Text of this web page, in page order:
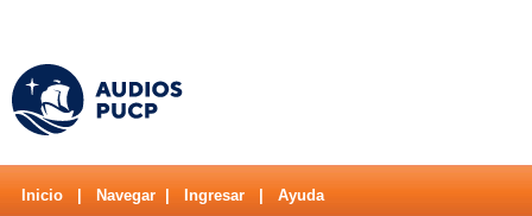
Inicio Navegar Ingresar Ayuda